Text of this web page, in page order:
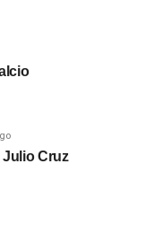
Julio Cruz